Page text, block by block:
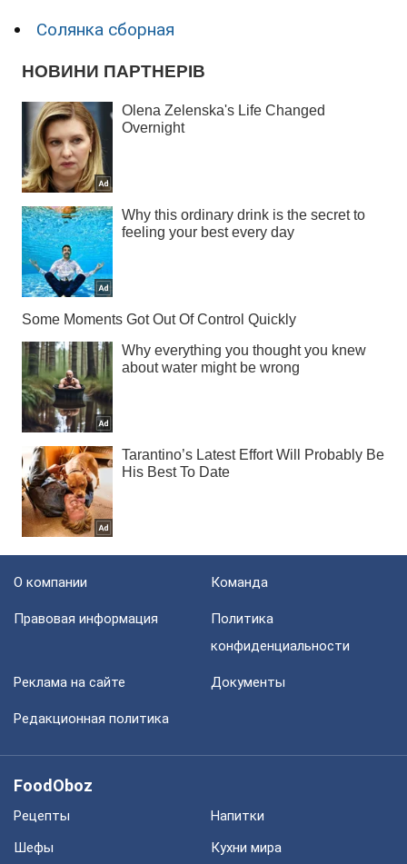
Солянка сборная
О компании Команда
Правовая информация
Политика
конфиденциальности
Реклама на сайте Документы
Редакционная политика
FoodOboz
Рецепты
Напитки
Шефы
Кухни мира